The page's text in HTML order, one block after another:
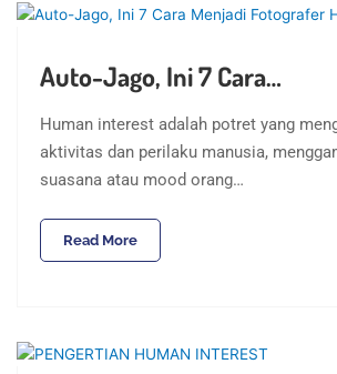
Auto-Jago, Ini 7 Cara…
Human interest adalah potret yang
aktivitas dan perilaku manusia,
suasana atau mood orang…
Read More